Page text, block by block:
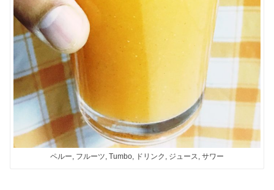
ペルー, フルーツ, Tumbo, ドリンク, ジュース, サワー